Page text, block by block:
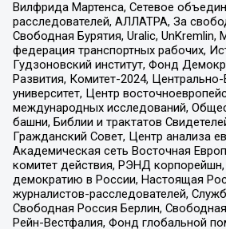
Вилфрида Мартенса, Сетевое
расследователей, АЛЛАТРА, За
Свободная Бурятия, Uralic, UnKremlin,
федерация транспортных рабочих,
Гудзоновский институт, Фонд
Развития, Комитет-2024,
университет, Центр
международных исследований,
башни, Библии и трактатов
Гражданский Совет, Центр анализа
Академическая сеть Восточная
комитет действия, РЭНД
демократию в России, Настоящая
журналистов-расследователей,
Свободная Россия Берлин,
Рейн-Вестфалия, Фонд глобальной